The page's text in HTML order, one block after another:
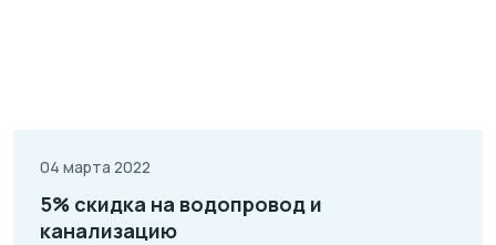
04 марта 2022
5% скидка на водопровод и
канализацию